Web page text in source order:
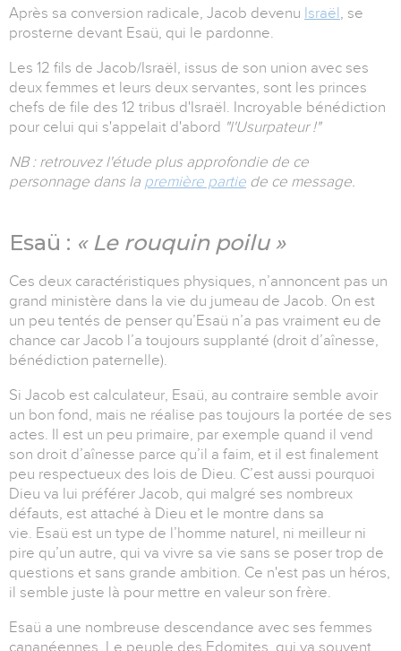
Après sa conversion radicale, Jacob devenu Israël , se
prosterne devant Esaü, qui le pardonne.
Les 12 fils de Jacob/Israël, issus de son union avec ses
deux femmes et leurs deux servantes, sont les princes
chefs de file des 12 tribus d'Israël. Incroyable bénédiction
pour celui qui s'appelait d'abord "l'Usurpateur !"
NB : retrouvez l'étude plus approfondie de ce
personnage dans la première partie de ce message.
Esaü : « Le rouquin poilu »
Ces deux caractéristiques physiques, n’annoncent pas un
grand ministère dans la vie du jumeau de Jacob. On est
un peu tentés de penser qu’Esaü n’a pas vraiment eu de
chance car Jacob l’a toujours supplanté (droit d’aînesse,
bénédiction paternelle).
Si Jacob est calculateur, Esaü, au contraire semble avoir
un bon fond, mais ne réalise pas toujours la portée de ses
actes. Il est un peu primaire, par exemple quand il vend
son droit d’aînesse parce qu’il a faim, et il est finalement
peu respectueux des lois de Dieu. C’est aussi pourquoi
Dieu va lui préférer Jacob, qui malgré ses nombreux
défauts, est attaché à Dieu et le montre dans sa
vie. Esaü est un type de l’homme naturel, ni meilleur ni
pire qu’un autre, qui va vivre sa vie sans se poser trop de
questions et sans grande ambition. Ce n'est pas un héros,
il semble juste là pour mettre en valeur son frère.
Esaü a une nombreuse descendance avec ses femmes
cananéennes. Le peuple des Edomites, qui va souvent